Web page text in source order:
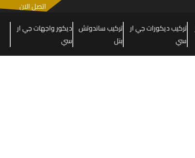
اتصل الان
تركيب ديكورات جي ار
سي
تركيب ساندوتش
بنل
ديكور واجهات جي ار
سي